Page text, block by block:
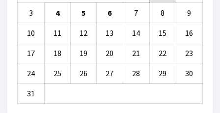
3 4 5 6 7 8 9
10 11 12 13 14 15 16
17 18 19 20 21 22 23
24 25 26 27 28 29 30
31